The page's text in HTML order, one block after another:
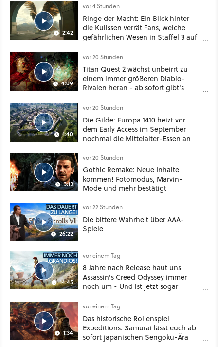
2:42
vor 4 Stunden
Ringe der Macht: Ein Blick hinter
die Kulissen verrät Fans, welche
gefährlichen Wesen in Staffel 3 auf
4:09
vor 20 Stunden
Titan Quest 2 wächst unbeirrt zu
einem immer größeren Diablo-
Rivalen heran - ab sofort gibt's
Klasse
1:40
vor 20 Stunden
Die Gilde: Europa 1410 heizt vor
dem Early Access im September
nochmal die Mittelalter-Essen an
3:13
vor 20 Stunden
Gothic Remake: Neue Inhalte
kommen! Fotomodus, Marvin-
Mode und mehr bestätigt
26:22
vor 22 Stunden
Die bittere Wahrheit über AAA-
Spiele
14:45
vor einem Tag
8 Jahre nach Release haut uns
Assassin's Creed Odyssey immer
noch um - Und ist jetzt sogar
1:34
vor einem Tag
Das historische Rollenspiel
Expeditions: Samurai lässt euch ab
sofort japanischen Sengoku-Ära